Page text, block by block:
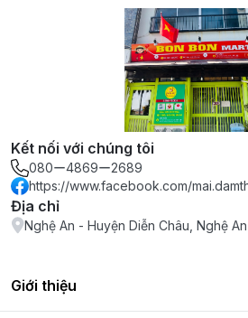
Kết nối với chúng tôi
080ー4869ー2689
https://www.facebook.com/
Địa chỉ
Nghệ An - Huyện Diễn Châu, Nghệ
Giới thiệu